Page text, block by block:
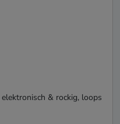
& rockig, loops